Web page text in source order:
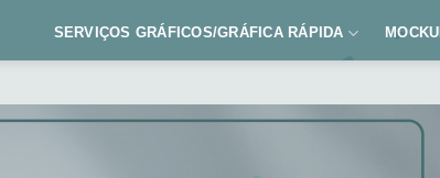
SERVIÇOS GRÁFICOS/GRÁFICA RÁPIDA